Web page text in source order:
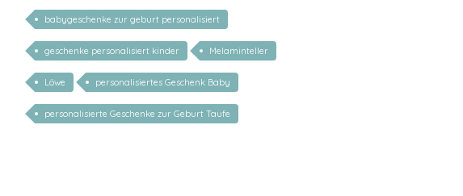
babygeschenke zur geburt personalisiert
geschenke personalisiert kinder Melaminteller
Löwe personalisiertes Geschenk Baby
personalisierte Geschenke zur Geburt Taufe